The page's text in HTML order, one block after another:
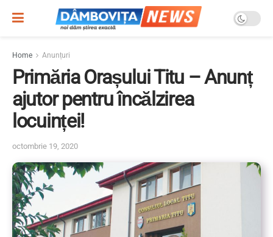
Home Anunțuri
Primăria Orașului Titu – Anunț
ajutor pentru încălzirea
locuinței!
octombrie 19, 2020